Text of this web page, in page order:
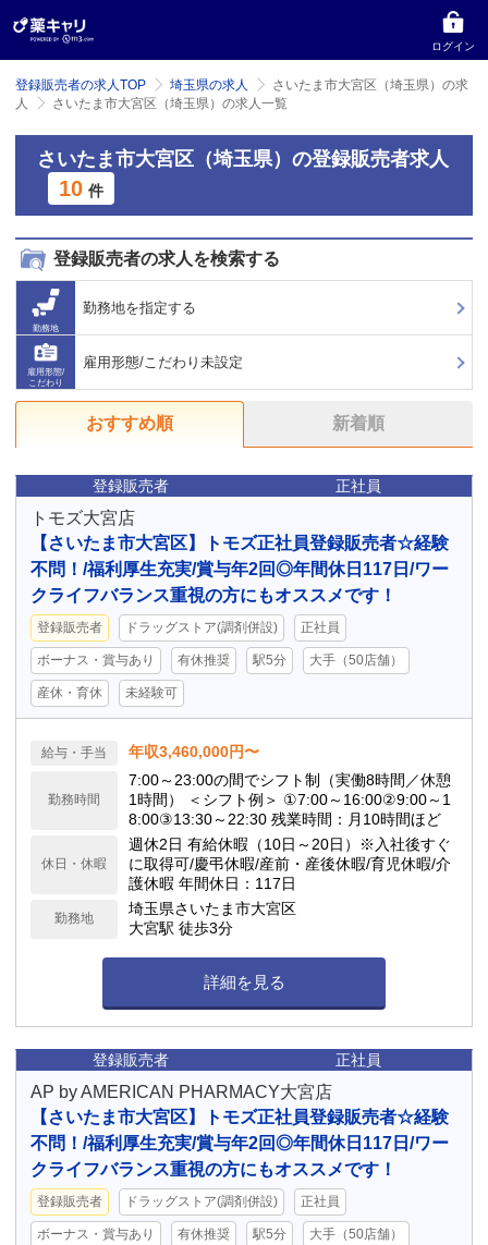
ログイン
登録販売者の求人TOP 埼玉県の求人
さいたま市大宮区（埼玉県）の求
人
さいたま市大宮区（埼玉県）の求人一覧
さいたま市大宮区（埼玉県）の登録販売者求人
10 件
登録販売者の求人を検索する
勤務地
勤務地を指定する
雇用形態/
こだわり
雇用形態/こだわり未設定
おすすめ順 新着順
登録販売者 正社員
トモズ大宮店
【さいたま市大宮区】トモズ正社員登録販売者☆経験
不問！/福利厚生充実/賞与年2回◎年間休日117日/ワー
クライフバランス重視の方にもオススメです！
登録販売者 ドラッグストア(調剤併設) 正社員
ボーナス・賞与あり 有休推奨 駅5分 大手（50店舗）
産休・育休 未経験可
給与・手当 年収3,460,000円〜
勤務時間
7:00～23:00の間でシフト制（実働8時間／休憩
1時間） ＜シフト例＞ ①7:00～16:00②9:00～1
8:00③13:30～22:30 残業時間：月10時間ほど
休日・休暇
週休2日 有給休暇（10日～20日）※入社後すぐ
に取得可/慶弔休暇/産前・産後休暇/育児休暇/介
護休暇 年間休日：117日
勤務地
埼玉県さいたま市大宮区
大宮駅 徒歩3分
詳細を見る
登録販売者 正社員
AP by AMERICAN PHARMACY大宮店
【さいたま市大宮区】トモズ正社員登録販売者☆経験
不問！/福利厚生充実/賞与年2回◎年間休日117日/ワー
クライフバランス重視の方にもオススメです！
登録販売者 ドラッグストア(調剤併設) 正社員
ボーナス・賞与あり 有休推奨 駅5分 大手（50店舗）